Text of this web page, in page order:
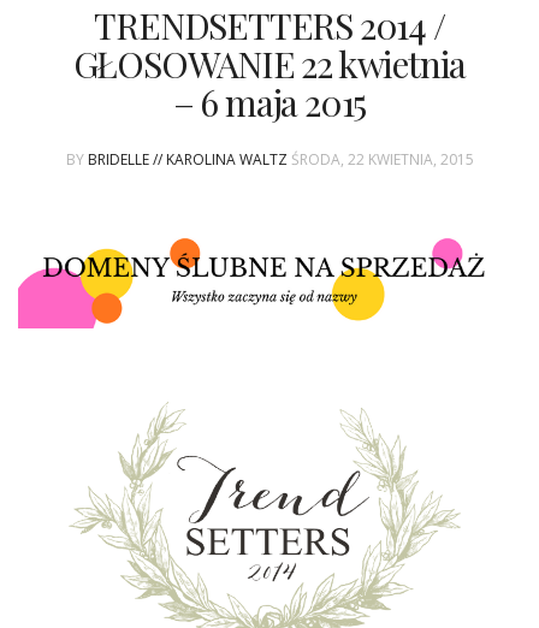
KONKURSY
POLECANE FIRMY
{HOT SEXY BEST}
BRI GROUP
ARCHIWUM
TRENDSETTERS 2014 /
GŁOSOWANIE 22 kwietnia
– 6 maja 2015
BY BRIDELLE // KAROLINA WALTZ ŚRODA, 22 KWIETNIA, 2015